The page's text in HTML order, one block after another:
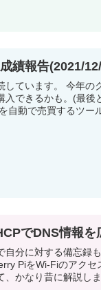
績報告(2021/
しています。 今年の
入できるかも。(最後
自動で売買するツー
でDNS情報を
自分に対する備忘録
PiをWi-Fiのアクセ
、かなり昔に解説しま